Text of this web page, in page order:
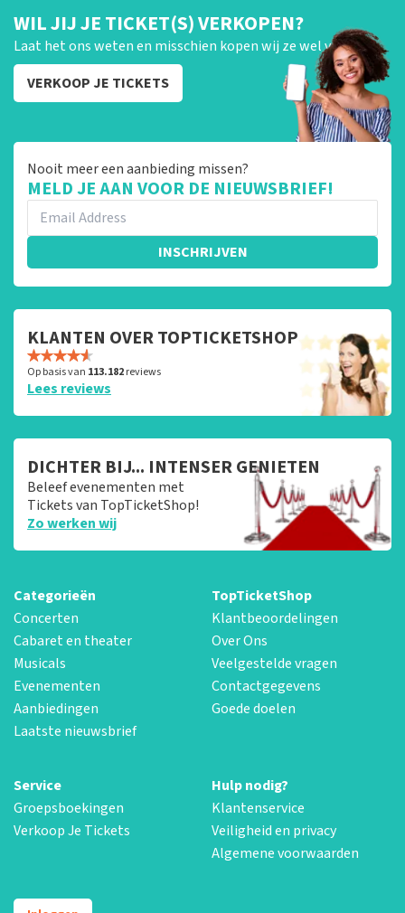
WIL JIJ JE TICKET(S) VERKOPEN?
Laat het ons weten en misschien kopen wij ze wel van je!
VERKOOP JE TICKETS
Nooit meer een aanbieding missen?
MELD JE AAN VOOR DE NIEUWSBRIEF!
INSCHRIJVEN
KLANTEN OVER TOPTICKETSHOP
Op basis van 113.182reviews
Lees reviews
DICHTER BIJ... INTENSER GENIETEN
Beleef evenementen met
Tickets van TopTicketShop!
Zo werken wij
Categorieën
Concerten
Cabaret en theater
Musicals
Evenementen
Aanbiedingen
Laatste nieuwsbrief
TopTicketShop
Klantbeoordelingen
Over Ons
Veelgestelde vragen
Contactgegevens
Goede doelen
Service
Groepsboekingen
Verkoop Je Tickets
Hulp nodig?
Klantenservice
Veiligheid en privacy
Algemene voorwaarden